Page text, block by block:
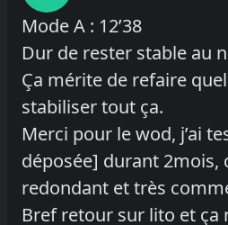
Mode A : 12’38
Dur de rester stable au
Ça mérite de refaire
stabiliser tout ça.
Merci pour le wod, j’ai
déposée] durant 2mois,
redondant et très
Bref retour sur lito et ça